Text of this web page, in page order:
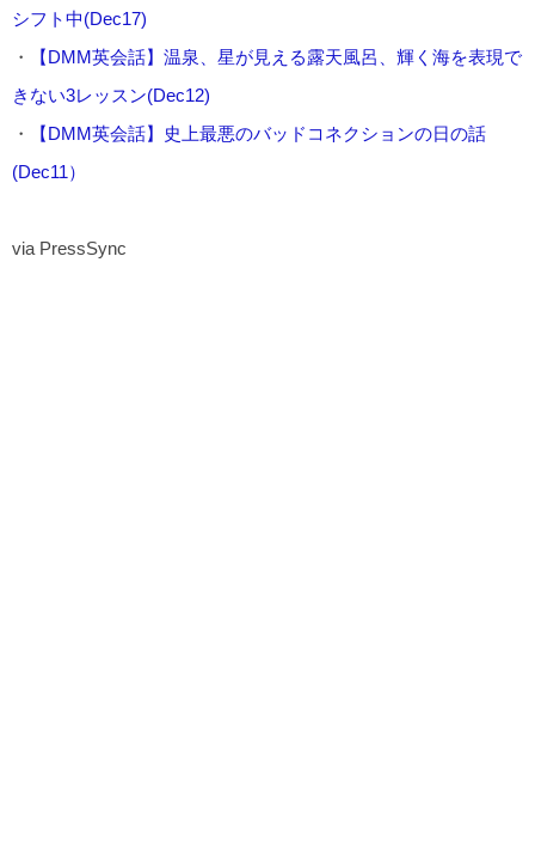
シフト中(Dec17)
・
【DMM英会話】温泉、星が見える露天風呂、輝く海を表現で
きない3レッスン(Dec12)
・
【DMM英会話】史上最悪のバッドコネクションの日の話
(Dec11）
via PressSync